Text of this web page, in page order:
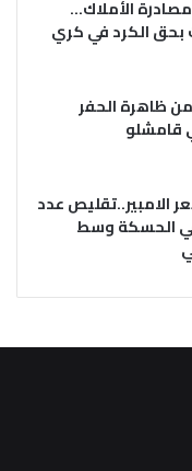
الأملاك…
بحق الكرد في كري
ظاهرة الحفر
قامشلو
الامبير..تقليص عدد
الحسكة وسط